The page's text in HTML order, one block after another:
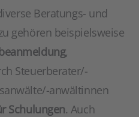
Beratungs- und
gehören beispielsweise
,
Steuerberater/-
anwältinnen
Schulungen. Auch